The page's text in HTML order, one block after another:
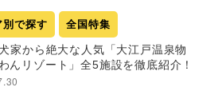
別で探す 全国特集
家から絶大な人気「大江戸温泉物
んリゾート」全5施設を徹底紹介！